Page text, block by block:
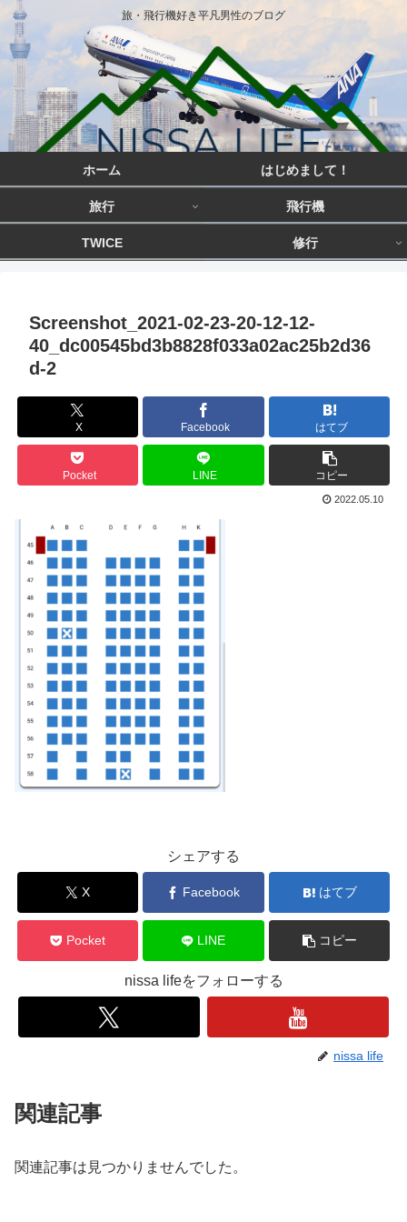
旅・飛行機好き平凡男性のブログ
ホーム はじめまして！
旅行 飛行機
TWICE 修行
Screenshot_2021-02-23-20-12-12-
40_dc00545bd3b8828f033a02ac25b2d36
d-2
X Facebook はてブ
Pocket LINE コピー
2022.05.10
シェアする
X Facebook はてブ
Pocket LINE コピー
nissa lifeをフォローする
nissa life
関連記事
関連記事は見つかりませんでした。